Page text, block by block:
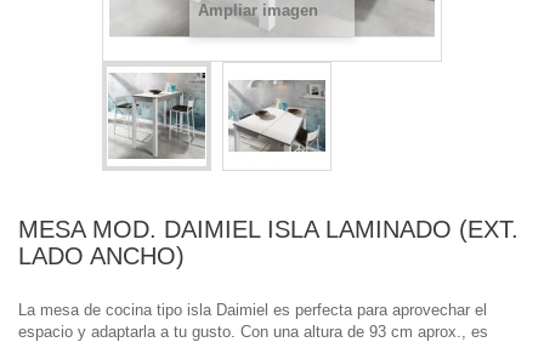
Ampliar imagen
MESA MOD. DAIMIEL ISLA LAMINADO (EXT.
LADO ANCHO)
La mesa de cocina tipo isla Daimiel es perfecta para aprovechar el
espacio y adaptarla a tu gusto. Con una altura de 93 cm aprox., es